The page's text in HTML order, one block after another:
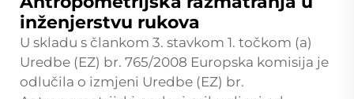
inženjerstvu rukova
U skladu s člankom 3. stavkom 1. točkom (a)
Uredbe (EZ) br. 765/2008 Europska komisija je
odlučila o izmjeni Uredbe (EZ) br.